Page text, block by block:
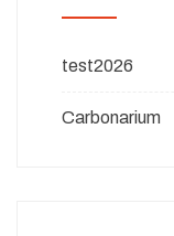
test2026
Carbonarium